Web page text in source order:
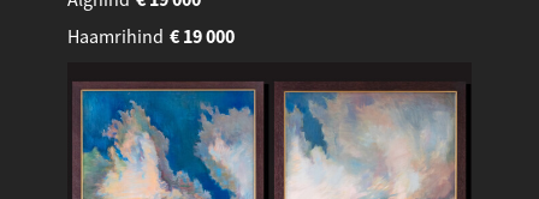
Haamrihind
19 000
€